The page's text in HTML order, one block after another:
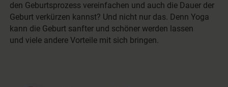
den Geburtsprozess vereinfachen und auch die Dauer der
Geburt verkürzen kannst? Und nicht nur das. Denn Yoga
kann die Geburt sanfter und schöner werden lassen
und viele andere Vorteile mit sich bringen.